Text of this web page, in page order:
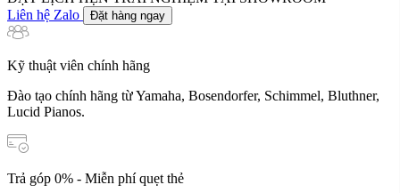
Liên hệ Zalo
Đặt hàng ngay
Kỹ thuật viên chính hãng
Đào tạo chính hãng từ Yamaha, Bosendorfer, Schimmel, Bluthner,
Lucid Pianos.
Trả góp 0% - Miễn phí quẹt thẻ